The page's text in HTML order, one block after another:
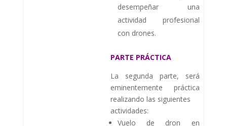
desempeñar una
actividad profesional
con drones.
PARTE PRÁCTICA
La segunda parte, será
eminentemente práctica
realizando las siguientes
actividades:
Vuelo de dron en